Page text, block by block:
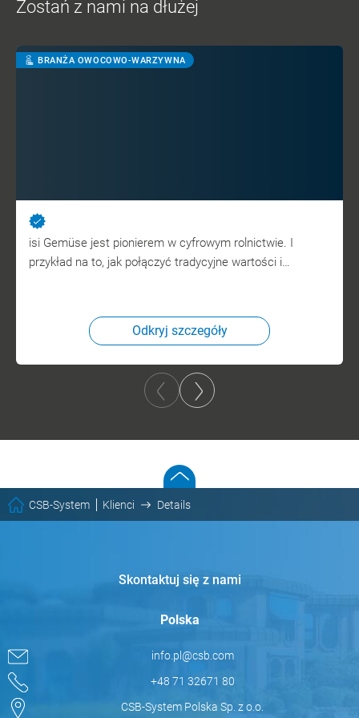
Zostań z nami na dłużej
BRANŻA OWOCOWO-WARZYWNA
isi Gemüse jest pionierem w cyfrowym rolnictwie. I
przykład na to, jak połączyć tradycyjne wartości i…
Odkryj szczegóły
CSB-System Klienci Details
Skontaktuj się z nami
Polska
info.pl@csb.com
+48 71 32671 80
CSB-System Polska Sp. z o.o.